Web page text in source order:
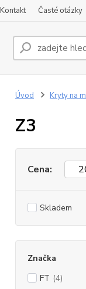
Kontakt Časté otázky
Úvod Kryty na
Z3
Cena:
Skladem
Značka
FT (4)